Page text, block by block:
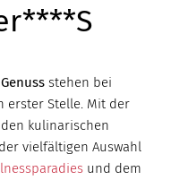
Genuss stehen bei
erster Stelle. Mit der
kulinarischen
vielfältigen Auswahl
und dem